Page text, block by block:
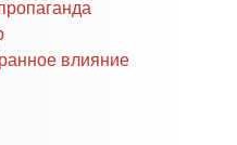
влияние